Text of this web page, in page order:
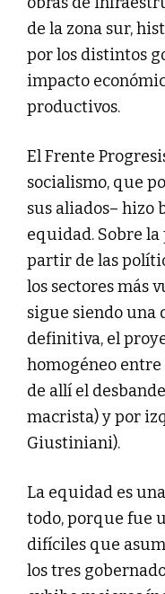
de la zona sur,
por los distintos
impacto
productivos.
El Frente
socialismo, que
sus aliados– hizo
equidad. Sobre
partir de las
los sectores más
sigue siendo una
definitiva, el
homogéneo entre
de allí el
macrista) y por
Giustiniani).
La equidad es
todo, porque fue
difíciles que
los tres